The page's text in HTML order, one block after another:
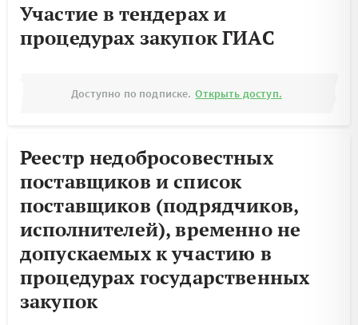
Участие в тендерах и
процедурах закупок ГИАС
Доступно по подписке. Открыть доступ.
Реестр недобросовестных
поставщиков и список
поставщиков (подрядчиков,
исполнителей), временно не
допускаемых к участию в
процедурах государственных
закупок